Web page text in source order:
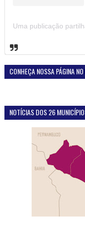
CONHEÇA NOSSA PÁGINA
NOTÍCIAS DOS 26